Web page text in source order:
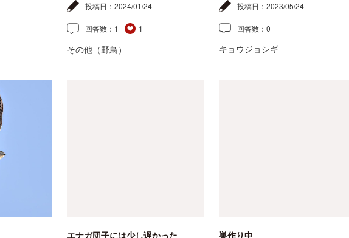
投稿日： 2024/01/24
回答数： 1 1
その他（野鳥）
投稿日： 2023/05/24
回答数： 0
キョウジョシギ
エナガ団子には少し遅かった 巣作り中